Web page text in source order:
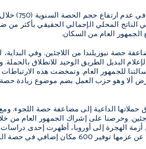
وفي نيوزيلاندا،
بنسبة 41% رافقه ارتفاع آخر في الناتج المحلي
العام من السكان.
حصة نيوزيلندا من اللاجئين. وفي
البديل الطريق الوحيد للانطلاق
للجمهور العام. وتمخضت هذه
ألا وهو حزب العمل بضم موضوع زيادة حصة
أخرى إطلاق حملاتها الداعية إلى مضاعفة حصة
وحرصنا على إشراك الجمهور العام من